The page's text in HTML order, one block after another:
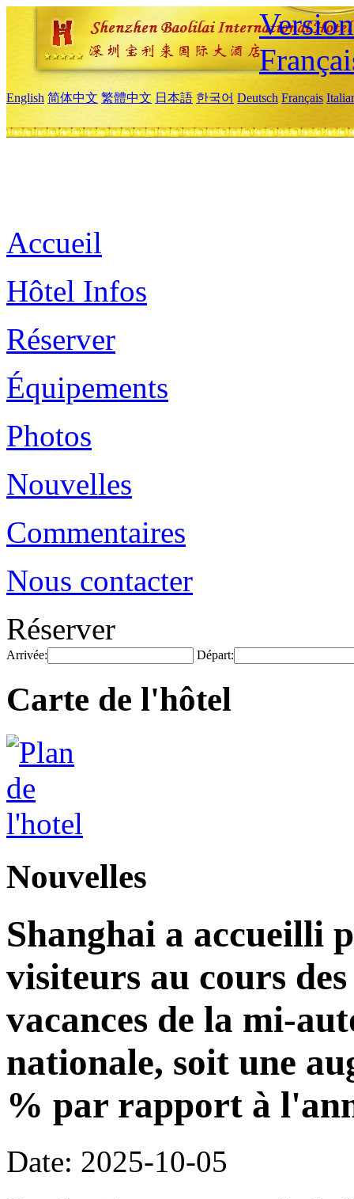
English 简体中文 繁體中文 日本語 한국어 Deutsch Français
Accueil
Hôtel Infos
Réserver
Équipements
Photos
Nouvelles
Commentaires
Nous contacter
Réserver
Arrivée: Départ:
Carte de l'hôtel
Nouvelles
Shanghai a accueilli
visiteurs au cours
vacances de la mi-
nationale, soit une
% par rapport à
Date: 2025-10-05